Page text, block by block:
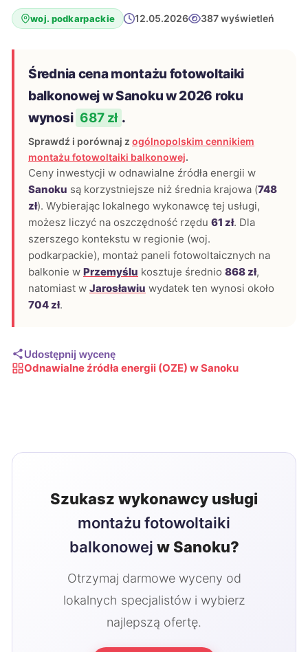
woj. podkarpackie 12.05.2026 387 wyświetleń
Średnia cena montażu fotowoltaiki
balkonowej w Sanoku w 2026 roku
wynosi 687 zł .
Sprawdź i porównaj z ogólnopolskim cennikiem
montażu fotowoltaiki balkonowej.
Ceny inwestycji w odnawialne źródła energii w
Sanoku są korzystniejsze niż średnia krajowa (748
zł). Wybierając lokalnego wykonawcę tej usługi,
możesz liczyć na oszczędność rzędu 61 zł. Dla
szerszego kontekstu w regionie (woj.
podkarpackie), montaż paneli fotowoltaicznych na
balkonie w Przemyślu kosztuje średnio 868 zł,
natomiast w Jarosławiu wydatek ten wynosi około
704 zł.
Udostępnij wycenę
Odnawialne źródła energii (OZE) w Sanoku
Szukasz wykonawcy usługi
montażu fotowoltaiki
balkonowej w Sanoku?
Otrzymaj darmowe wyceny od
lokalnych specjalistów i wybierz
najlepszą ofertę.